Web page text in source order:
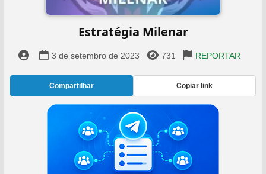
Estratégia Milenar
3 de setembro de 2023 731 REPORTAR
Compartilhar Copiar link